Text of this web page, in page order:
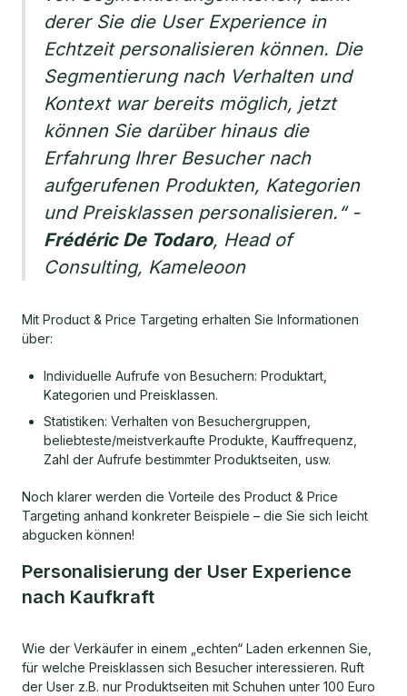
derer Sie die User Experience in
Echtzeit personalisieren können. Die
Segmentierung nach Verhalten und
Kontext war bereits möglich, jetzt
können Sie darüber hinaus die
Erfahrung Ihrer Besucher nach
aufgerufenen Produkten, Kategorien
und Preisklassen personalisieren.“ -
Frédéric De Todaro, Head of
Consulting, Kameleoon
Mit Product & Price Targeting erhalten Sie Informationen
über:
Individuelle Aufrufe von Besuchern: Produktart,
Kategorien und Preisklassen.
Statistiken: Verhalten von Besuchergruppen,
beliebteste/meistverkaufte Produkte, Kauffrequenz,
Zahl der Aufrufe bestimmter Produktseiten, usw.
Noch klarer werden die Vorteile des Product & Price
Targeting anhand konkreter Beispiele – die Sie sich leicht
abgucken können!
Personalisierung der User Experience
nach Kaufkraft
Wie der Verkäufer in einem „echten“ Laden erkennen Sie,
für welche Preisklassen sich Besucher interessieren. Ruft
der User z.B. nur Produktseiten mit Schuhen unter 100 Euro